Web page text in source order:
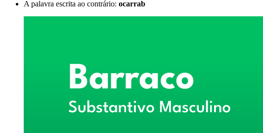
A palavra escrita ao contrário: ocarrab